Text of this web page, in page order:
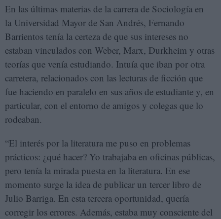
En las últimas materias de la carrera de Sociología en
la Universidad Mayor de San Andrés, Fernando
Barrientos tenía la certeza de que sus intereses no
estaban vinculados con Weber, Marx, Durkheim y otras
teorías que venía estudiando. Intuía que iban por otra
carretera, relacionados con las lecturas de ficción que
fue haciendo en paralelo en sus años de estudiante y, en
particular, con el entorno de amigos y colegas que lo
rodeaban.
“El interés por la literatura me puso en problemas
prácticos: ¿qué hacer? Yo trabajaba en oficinas públicas,
pero tenía la mirada puesta en la literatura. En ese
momento surge la idea de publicar un tercer libro de
Julio Barriga. En esta tercera oportunidad, quería
corregir los errores. Además, estaba muy consciente del